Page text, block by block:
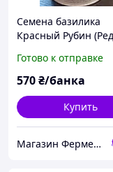
Семена базилика
Красный Рубин (Ред
Готово к отправке
570₴/банка
Купить
Магазин Фермер Професіонал